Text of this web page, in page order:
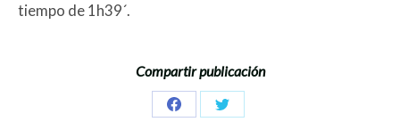
tiempo de 1h39´.
Compartir publicación
Share
Share